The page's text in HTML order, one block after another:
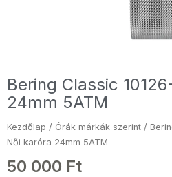
Bering Classic
24mm 5ATM
Kezdőlap / Órák márkák szerint /
Női karóra 24mm 5ATM
50 000 Ft